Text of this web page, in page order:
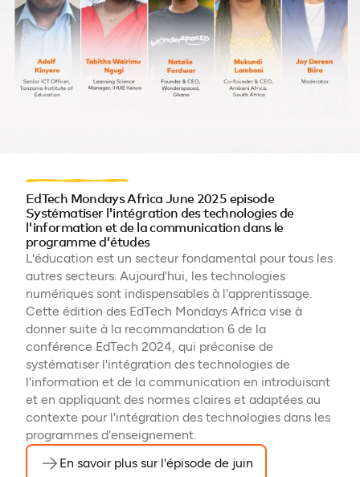
EdTech Mondays Africa June 2025 episode
Systématiser l'intégration des technologies de
l'information et de la communication dans le
programme d'études
L'éducation est un secteur fondamental pour tous les
autres secteurs. Aujourd'hui, les technologies
numériques sont indispensables à l'apprentissage.
Cette édition des EdTech Mondays Africa vise à
donner suite à la recommandation 6 de la
conférence EdTech 2024, qui préconise de
systématiser l'intégration des technologies de
l'information et de la communication en introduisant
et en appliquant des normes claires et adaptées au
contexte pour l'intégration des technologies dans les
programmes d'enseignement.
En savoir plus sur l'épisode de juin